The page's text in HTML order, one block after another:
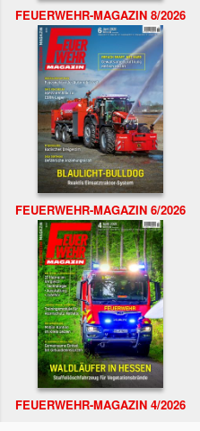
FEUERWEHR-MAGAZIN 8/2026
FEUERWEHR-MAGAZIN 6/2026
FEUERWEHR-MAGAZIN 4/2026